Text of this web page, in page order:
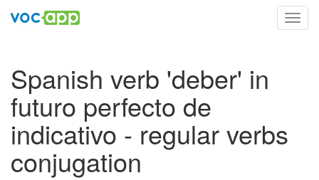
Spanish verb 'deber' in
futuro perfecto de
indicativo - regular verbs
conjugation